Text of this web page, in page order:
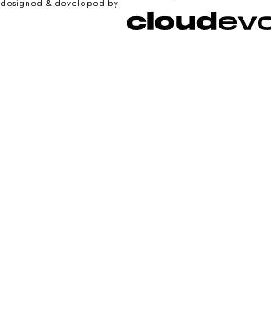
designed & developed by